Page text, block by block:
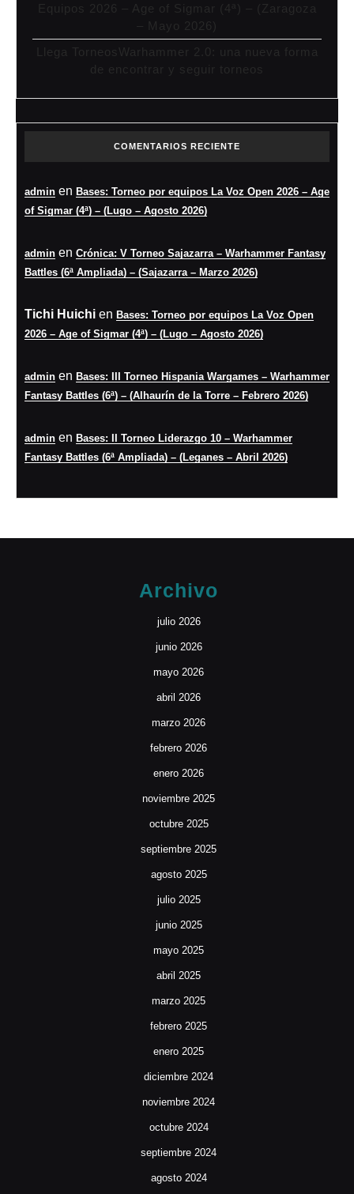
Equipos 2026 – Age of Sigmar (4ª) – (Zaragoza
– Mayo 2026)
Llega TorneosWarhammer 2.0: una nueva forma
de encontrar y seguir torneos
COMENTARIOS RECIENTE
admin en Bases: Torneo por equipos La Voz Open 2026 – Age
of Sigmar (4ª) – (Lugo – Agosto 2026)
admin en Crónica: V Torneo Sajazarra – Warhammer Fantasy
Battles (6ª Ampliada) – (Sajazarra – Marzo 2026)
Tichi Huichi en Bases: Torneo por equipos La Voz Open
2026 – Age of Sigmar (4ª) – (Lugo – Agosto 2026)
admin en Bases: III Torneo Hispania Wargames – Warhammer
Fantasy Battles (6ª) – (Alhaurín de la Torre – Febrero 2026)
admin en Bases: II Torneo Liderazgo 10 – Warhammer
Fantasy Battles (6ª Ampliada) – (Leganes – Abril 2026)
Archivo
julio 2026
junio 2026
mayo 2026
abril 2026
marzo 2026
febrero 2026
enero 2026
noviembre 2025
octubre 2025
septiembre 2025
agosto 2025
julio 2025
junio 2025
mayo 2025
abril 2025
marzo 2025
febrero 2025
enero 2025
diciembre 2024
noviembre 2024
octubre 2024
septiembre 2024
agosto 2024